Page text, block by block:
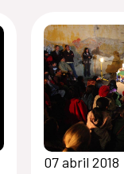
07 abril 2018